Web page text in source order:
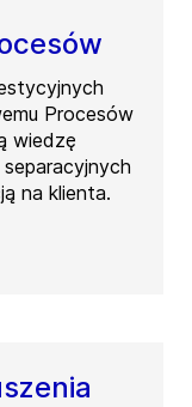
Procesów
wiedzę
na klienta.